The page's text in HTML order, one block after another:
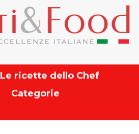
Le ricette dello Chef
Categorie